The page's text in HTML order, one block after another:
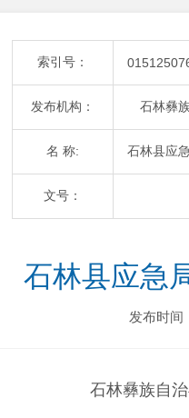
索引号：
发布机构： 石林彝
名 称: 石林县应
文号：
石林县应急
发布时间
石林彝族自